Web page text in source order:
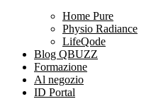
Home Pure
Physio Radiance
LifeQode
Blog QBUZZ
Formazione
Al negozio
ID Portal